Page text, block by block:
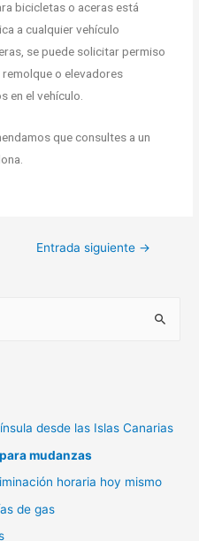
bicicletas o aceras está
a cualquier vehículo
se puede solicitar permiso
o elevadores
en el vehículo.
que consultes a un
Entrada siguiente →
desde las Islas Canarias
mudanzas
horaria hoy mismo
de gas